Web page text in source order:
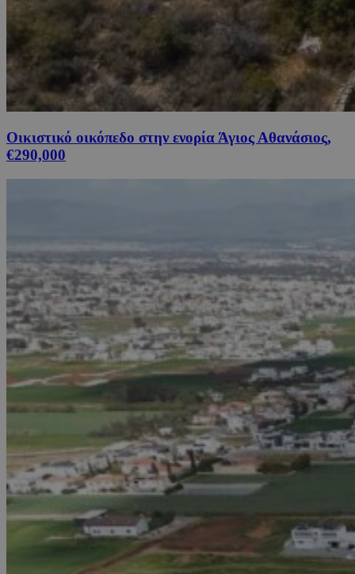
Οικιστικό οικόπεδο στην ενορία Άγιος Αθανάσιος,
€290,000